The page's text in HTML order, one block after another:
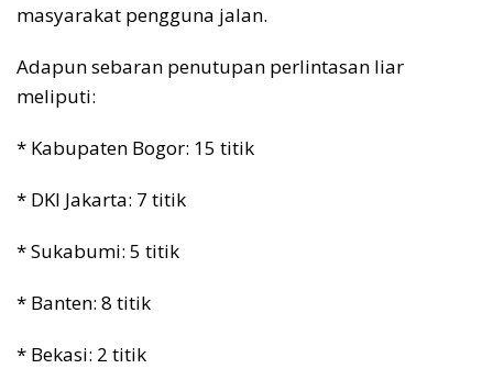
masyarakat pengguna jalan.
Adapun sebaran penutupan perlintasan liar
meliputi:
* Kabupaten Bogor: 15 titik
* DKI Jakarta: 7 titik
* Sukabumi: 5 titik
* Banten: 8 titik
* Bekasi: 2 titik